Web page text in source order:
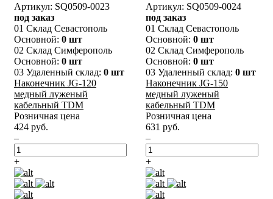
Артикул: SQ0509-0023
под заказ
01 Склад Севастополь
Основной: 0 шт
02 Склад Симферополь
Основной: 0 шт
03 Удаленный склад: 0 шт
Наконечник JG-120
медный луженый
кабельный TDM
Розничная цена
424 руб.
–
+
Артикул: SQ0509-0024
под заказ
01 Склад Севастополь
Основной: 0 шт
02 Склад Симферополь
Основной: 0 шт
03 Удаленный склад: 0 шт
Наконечник JG-150
медный луженый
кабельный TDM
Розничная цена
631 руб.
–
+